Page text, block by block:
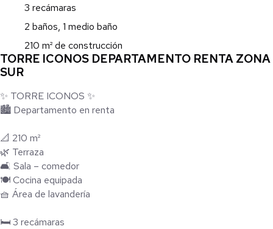
3 recámaras
2 baños, 1 medio baño
210 m² de construcción
TORRE ICONOS DEPARTAMENTO RENTA ZONA
SUR
✨ TORRE ICONOS ✨
🏙️ Departamento en renta
📐 210 m²
🌿 Terraza
🛋️ Sala – comedor
🍽️ Cocina equipada
🧺 Área de lavandería
🛏️ 3 recámaras